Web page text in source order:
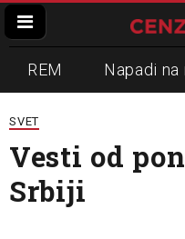
REM Napadi na
Zvučni top
Propaganda
Informer
SVET
Vesti od
Srbiji